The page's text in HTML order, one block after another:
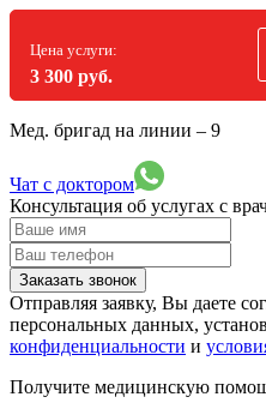
Цена услуги:
3 300 руб.
Мед. бригад на линии – 9
Чат с доктором
Консультация об услугах с
Заказать звонок
Отправляя заявку, Вы даете
персональных данных,
конфиденциальности и
Получите медицинскую